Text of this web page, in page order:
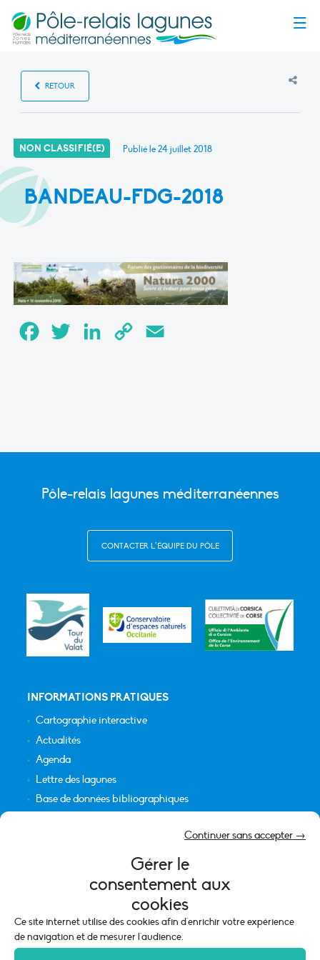
Gérer le
consentement aux
cookies
Ce site internet utilise des cookies afin d'enrichir votre expérience
de navigation et de mesurer l'audience.
Continuer sans accepter →
RETOUR
NON CLASSIFIÉ(E) Publié le24 juillet 2018
BANDEAU-FDG-2018
FacebookTwitter LinkedInCopy
Pôle-relais lagunes méditerranéennes
CONTACTER L’ÉQUIPE DU PÔLE
INFORMATIONS PRATIQUES
Cartographie interactive
Actualités
Agenda
Lettre des lagunes
Base de données bibliographiques
Mentions légales
Politique de cookies (UE)